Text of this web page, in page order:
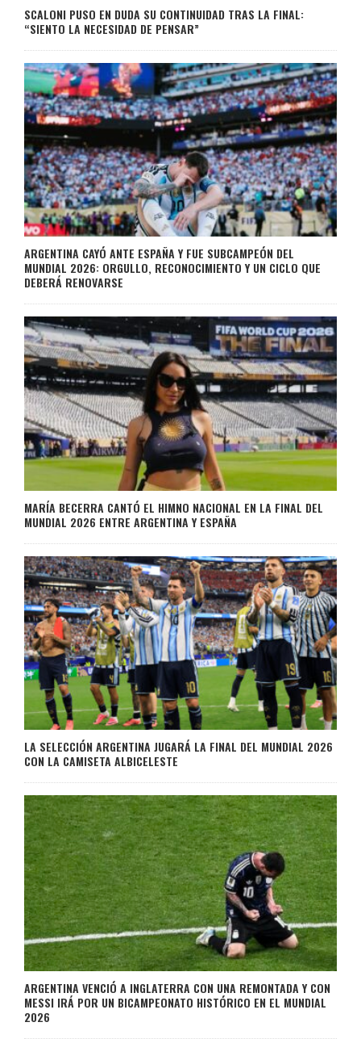
SCALONI PUSO EN DUDA SU CONTINUIDAD TRAS LA FINAL:
“SIENTO LA NECESIDAD DE PENSAR”
ARGENTINA CAYÓ ANTE ESPAÑA Y FUE SUBCAMPEÓN DEL
MUNDIAL 2026: ORGULLO, RECONOCIMIENTO Y UN CICLO QUE
DEBERÁ RENOVARSE
MARÍA BECERRA CANTÓ EL HIMNO NACIONAL EN LA FINAL DEL
MUNDIAL 2026 ENTRE ARGENTINA Y ESPAÑA
LA SELECCIÓN ARGENTINA JUGARÁ LA FINAL DEL MUNDIAL 2026
CON LA CAMISETA ALBICELESTE
ARGENTINA VENCIÓ A INGLATERRA CON UNA REMONTADA Y CON
MESSI IRÁ POR UN BICAMPEONATO HISTÓRICO EN EL MUNDIAL
2026